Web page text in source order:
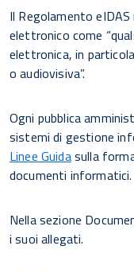
Il Regolamento
elettronico come
elettronica, in
o audiovisiva”.
Ogni pubblica
sistemi di gestione
Linee Guidasulla
documenti informatici.
Nella sezione
i suoi allegati.